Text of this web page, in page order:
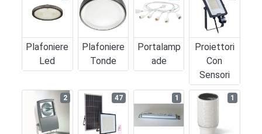
Plafoniere
Led
Plafoniere
Tonde
Portalamp
Ade
Proiettori
Con
Sensori
2 47 1 1